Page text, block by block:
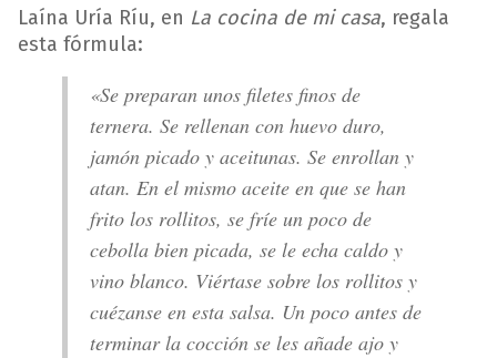
Laína Uría Ríu, en La cocina de mi casa, regala
esta fórmula:
«Se preparan unos filetes finos de
ternera. Se rellenan con huevo duro,
jamón picado y aceitunas. Se enrollan y
atan. En el mismo aceite en que se han
frito los rollitos, se fríe un poco de
cebolla bien picada, se le echa caldo y
vino blanco. Viértase sobre los rollitos y
cuézanse en esta salsa. Un poco antes de
terminar la cocción se les añade ajo y